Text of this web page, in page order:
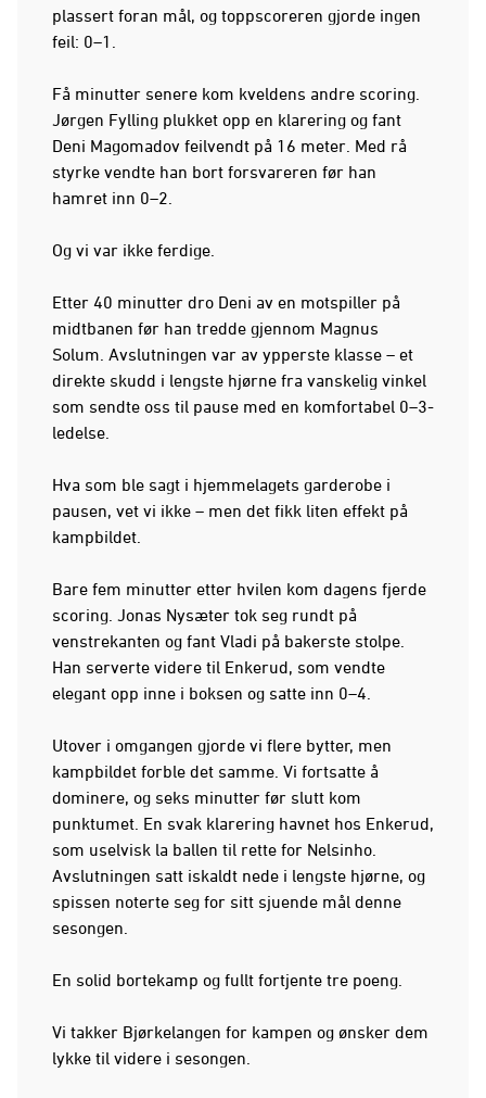
plassert foran mål, og toppscoreren gjorde ingen
feil: 0–1.
Få minutter senere kom kveldens andre scoring.
Jørgen Fylling plukket opp en klarering og fant
Deni Magomadov feilvendt på 16 meter. Med rå
styrke vendte han bort forsvareren før han
hamret inn 0–2.
Og vi var ikke ferdige.
Etter 40 minutter dro Deni av en motspiller på
midtbanen før han tredde gjennom Magnus
Solum. Avslutningen var av ypperste klasse – et
direkte skudd i lengste hjørne fra vanskelig vinkel
som sendte oss til pause med en komfortabel 0–3-
ledelse.
Hva som ble sagt i hjemmelagets garderobe i
pausen, vet vi ikke – men det fikk liten effekt på
kampbildet.
Bare fem minutter etter hvilen kom dagens fjerde
scoring. Jonas Nysæter tok seg rundt på
venstrekanten og fant Vladi på bakerste stolpe.
Han serverte videre til Enkerud, som vendte
elegant opp inne i boksen og satte inn 0–4.
Utover i omgangen gjorde vi flere bytter, men
kampbildet forble det samme. Vi fortsatte å
dominere, og seks minutter før slutt kom
punktumet. En svak klarering havnet hos Enkerud,
som uselvisk la ballen til rette for Nelsinho.
Avslutningen satt iskaldt nede i lengste hjørne, og
spissen noterte seg for sitt sjuende mål denne
sesongen.
En solid bortekamp og fullt fortjente tre poeng.
Vi takker Bjørkelangen for kampen og ønsker dem
lykke til videre i sesongen.